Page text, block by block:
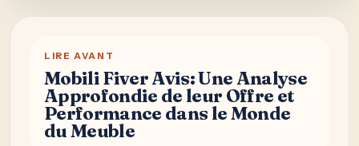
LIRE AVANT
Mobili Fiver Avis: Une Analyse
Approfondie de leur Offre et
Performance dans le Monde
du Meuble